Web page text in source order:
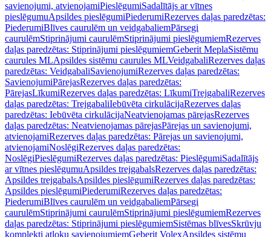
savienojumi, atvienojamiPieslēgumiSadalītājs ar vītnes
pieslēgumuApsildes pieslēgumiPiederumiRezerves daļas paredzētas:
PiederumiBlīves caurulēm un veidgabaliemPārsegi
caurulēmStiprinājumi caurulēmStiprinājumi pieslēgumiemRezerves
daļas paredzētas: Stiprinājumi pieslēgumiemGeberit MeplaSistēmu
caurules MLApsildes sistēmu caurules MLVeidgabaliRezerves daļas
paredzētas: VeidgabaliSavienojumiRezerves daļas paredzētas:
SavienojumiPārejasRezerves daļas paredzētas:
PārejasLīkumiRezerves daļas paredzētas: LīkumiTrejgabaliRezerves
daļas paredzētas: TrejgabaliIebūvēta cirkulācijaRezerves daļas
paredzētas: Iebūvēta cirkulācijaNeatvienojamas pārejasRezerves
daļas paredzētas: Neatvienojamas pārejasPārejas un savienojumi,
atvienojamiRezerves daļas paredzētas: Pārejas un savienojumi,
atvienojamiNoslēgiRezerves daļas paredzētas:
NoslēgiPieslēgumiRezerves daļas paredzētas: PieslēgumiSadalītājs
ar vītnes pieslēgumuApsildes trejgabalsRezerves daļas paredzētas:
Apsildes trejgabalsApsildes pieslēgumiRezerves daļas paredzētas:
Apsildes pieslēgumiPiederumiRezerves daļas paredzētas:
PiederumiBlīves caurulēm un veidgabaliemPārsegi
caurulēmStiprinājumi caurulēmStiprinājumi pieslēgumiemRezerves
daļas paredzētas: Stiprinājumi pieslēgumiemSistēmas blīvesSkrūvju
komplekti atloku savienojumiemGeberit VolexApsildes sistēmu